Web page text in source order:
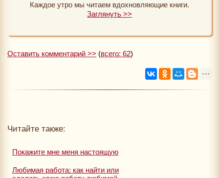
Каждое утро мы читаем вдохновляющие книги.
Заглянуть >>
Оставить комментарий >> (всего: 62)
Читайте также:
Покажите мне меня настоящую
Любимая работа: как найти или